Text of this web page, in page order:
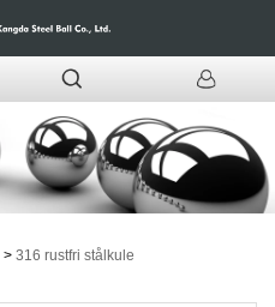
> 316 rustfri stålkule